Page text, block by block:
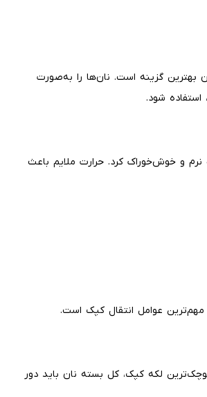
بهترین گزینه است. نان‌ها را به‌صورت
استفاده شود.
نرم و خوش‌خوراک کرد. حرارت ملایم باعث
عوامل انتقال کپک است.
لکه کپک، کل بسته نان باید دور